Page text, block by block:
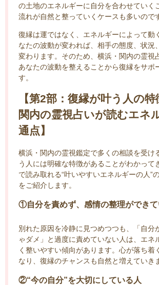
の土地のエネルギーに自分を合わせていく
流れが自然と整っていくケースも多いので
復縁は運ではなく、エネルギーによって動
なたの波動が変われば、相手の態度、状況
変わります。そのため、横浜・関内の霊視
あなたの波動を整えることから復縁をサポ
す。
【第2部：復縁が叶う人の特
関内の霊視占いが読むエネ
通点】
横浜・関内の霊視鑑定で多くの相談を受け
う人には明確な特徴があることがわかって
で読み取れる“叶いやすいエネルギーの人”
をご紹介します。
①自分を責めず、感情の整理ができて
別れた原因を冷静に見つめつつも、「自分
ゃダメ」と過度に責めていない人は、エネ
く整いやすい傾向があります。心が落ち着
なり、復縁のチャンスも自然と増えていき
②“今の自分”を大切にしている人